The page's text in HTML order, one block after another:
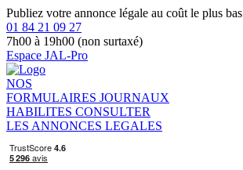
Publiez votre annonce légale au coût le plus bas
01 84 21 09 27
7h00 à 19h00 (non surtaxé)
Espace JAL-Pro
NOS
FORMULAIRES JOURNAUX
HABILITES CONSULTER
LES ANNONCES LEGALES